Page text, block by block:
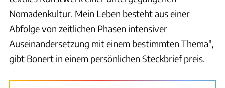
Nomadenkultur. Mein Leben besteht aus einer
Abfolge von zeitlichen Phasen intensiver
Auseinandersetzung mit einem bestimmten Thema",
gibt Bonert in einem persönlichen Steckbrief preis.